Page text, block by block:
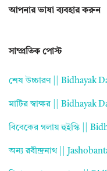
আপনার ভাষা ব্যবহার করুন
সাম্প্রতিক পোস্ট
শেষ উচ্চারণ || Bidhayak
মাটির স্বাক্ষর || Bidhayak
বিবেকের গলায় হুইস্কি ||
অন্য রবীন্দ্রনাথ ||